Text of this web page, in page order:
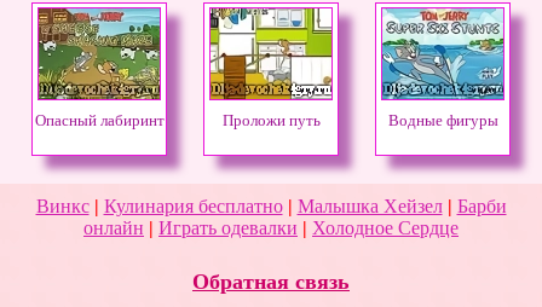
Опасный лабиринт Проложи путь Водные фигуры
Винкс| Кулинария бесплатно| Малышка Хейзел| Барби
онлайн | Играть одевалки | Холодное Сердце
Обратная связь